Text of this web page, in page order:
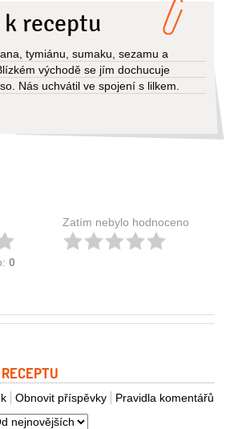
k receptu
tymiánu, sumaku, sezamu a
východě se jím dochucuje
Nás uchvátil ve spojení s lilkem.
0
Zatím nebylo hodnoceno
Pravidla komentářů
Obnovit příspěvky